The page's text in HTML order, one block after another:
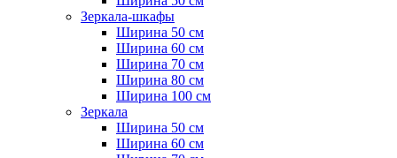
Зеркала-шкафы
Ширина 50 см
Ширина 60 см
Ширина 70 см
Ширина 80 см
Ширина 100 см
Зеркала
Ширина 50 см
Ширина 60 см